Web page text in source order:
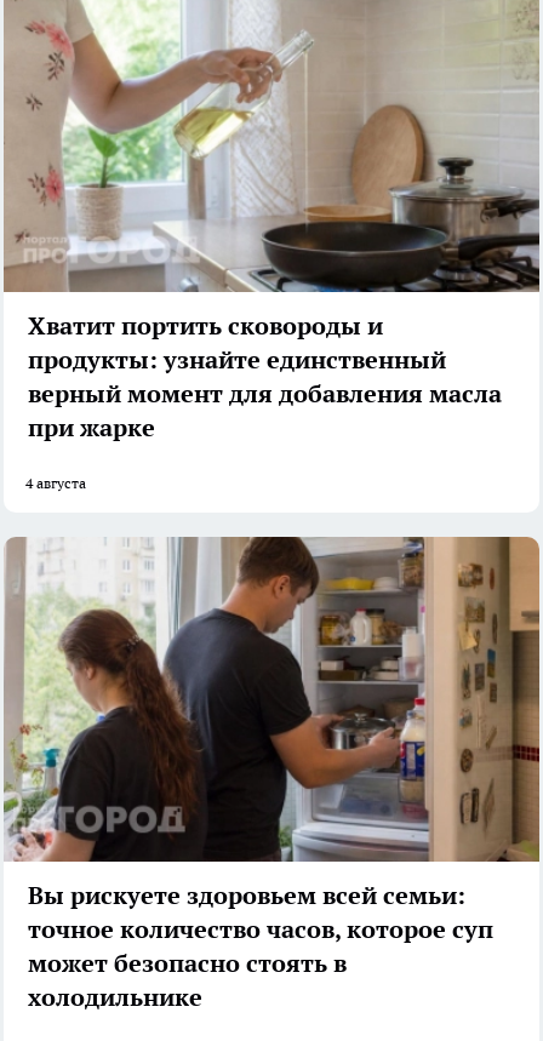
Хватит портить сковороды и
продукты: узнайте единственный
верный момент для добавления масла
при жарке
4 августа
Вы рискуете здоровьем всей семьи:
точное количество часов, которое суп
может безопасно стоять в
холодильнике